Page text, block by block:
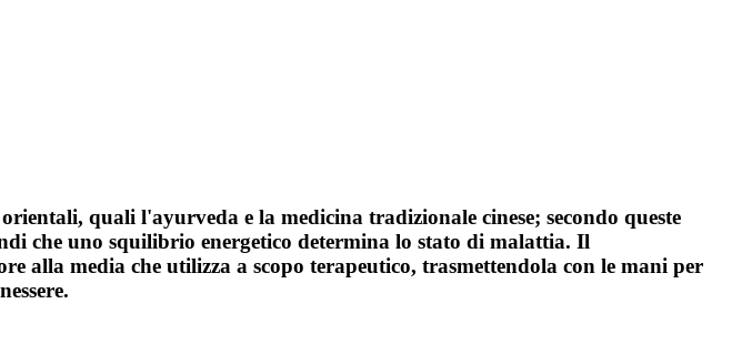
quali l'ayurveda e la medicina tradizionale cinese; secondo queste
che uno squilibrio energetico determina lo stato di malattia. Il
alla media che utilizza a scopo terapeutico, trasmettendola con le mani per